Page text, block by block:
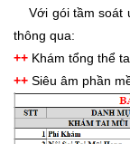
Với gói tầm soát
thông qua:
++ Khám tổng thể
++ Siêu âm phần